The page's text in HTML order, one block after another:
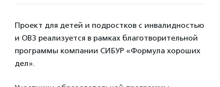
Проект для детей и подростков с инвалидностью
и ОВЗ реализуется в рамках благотворительной
программы компании СИБУР «Формула хороших
дел».